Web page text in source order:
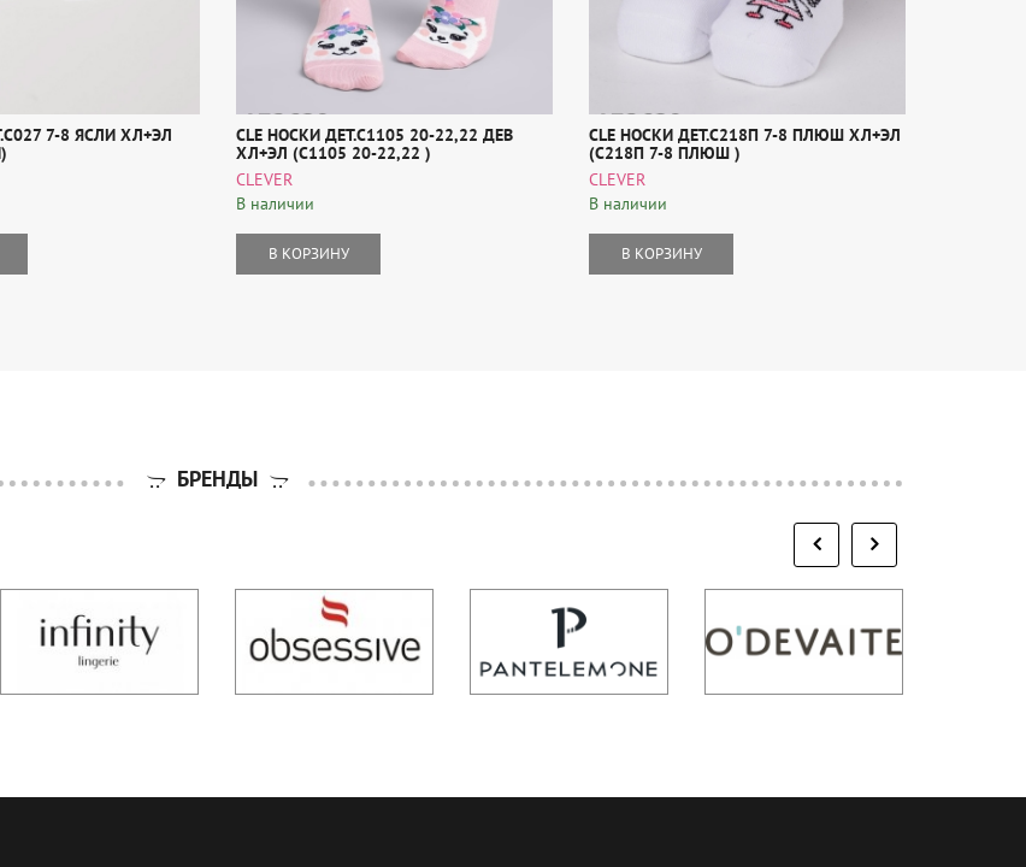
7-8 ЯСЛИ ХЛ+ЭЛ
CLE НОСКИ ДЕТ.С1105 20-22,22 ДЕВ
ХЛ+ЭЛ (С1105 20-22,22 )
CLEVER
В наличии
В КОРЗИНУ
CLE НОСКИ ДЕТ.С218П 7-8 ПЛЮШ ХЛ+ЭЛ
(С218П 7-8 ПЛЮШ )
CLEVER
В наличии
В КОРЗИНУ
БРЕНДЫ